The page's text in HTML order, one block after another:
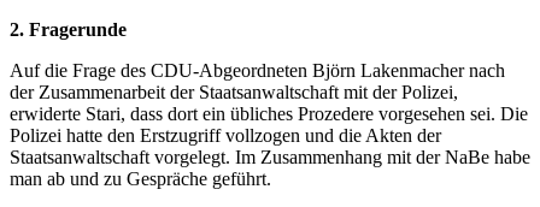
2. Fragerunde
Auf die Frage des CDU-Abgeordneten Björn Lakenmacher nach
der Zusammenarbeit der Staatsanwaltschaft mit der Polizei,
erwiderte Stari, dass dort ein übliches Prozedere vorgesehen sei. Die
Polizei hatte den Erstzugriff vollzogen und die Akten der
Staatsanwaltschaft vorgelegt. Im Zusammenhang mit der NaBe habe
man ab und zu Gespräche geführt.